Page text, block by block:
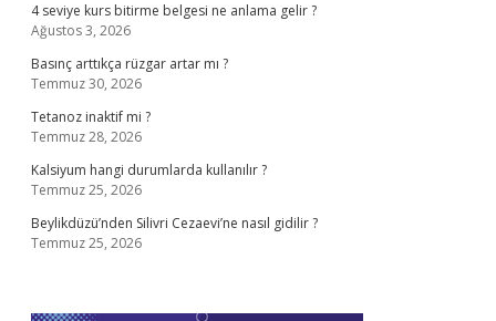
4 seviye kurs bitirme belgesi ne anlama gelir ?
Ağustos 3, 2026
Basınç arttıkça rüzgar artar mı ?
Temmuz 30, 2026
Tetanoz inaktif mi ?
Temmuz 28, 2026
Kalsiyum hangi durumlarda kullanılır ?
Temmuz 25, 2026
Beylikdüzü’nden Silivri Cezaevi’ne nasıl gidilir ?
Temmuz 25, 2026